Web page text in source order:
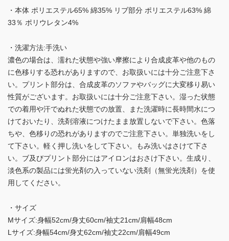
・本体 ポリエステル65% 綿35% リブ部分 ポリエステル63% 綿
33％ ポリウレタン4%
・洗濯方法:手洗い
濃色の場合は、濡れた状態や強い摩擦により合成皮革や他のもの
に色移りする恐れがありますので、お取扱いには十分ご注意下さ
い。プリント部分は、合成皮革のソファやバッグに大変移り易い
性質がございます。お取扱いには十分ご注意下さい。湿った状態
での着用や汗でぬれた状態での放置、また洗濯時に長時間水につ
けておいたり、洗剤溶液につけたまま放置しないで下さい。色落
ちや、色移りの恐れがありますのでご注意下さい。単独洗いをし
て下さい。軽く押し洗いをして下さい。もみ洗いはさけて下さ
い。ブ及びプリント部分にはアイロンはおさけ下さい。生成り、
淡色系の製品には蛍光剤の入っていない洗剤（無蛍光洗剤）を使
用してください。
・サイズ
Mサイズ:身幅52cm/身丈60cm/袖丈21cm/肩幅48cm
Lサイズ:身幅54cm/身丈62cm/袖丈22cm/肩幅49cm